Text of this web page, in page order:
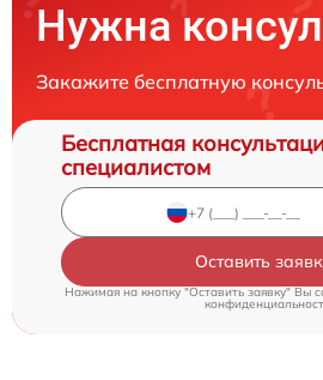
Нужна
Закажите бесплатную
Бесплатная
специалистом
Оставить
Нажимая на кнопку "Оставить заявку" Вы